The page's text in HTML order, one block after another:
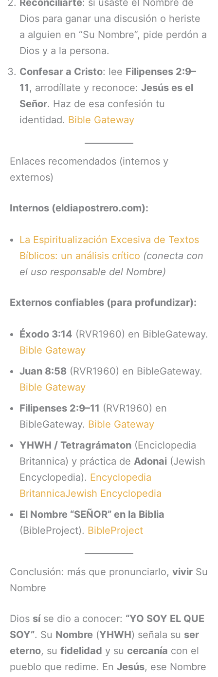
Dios para ganar una discusión o heriste
a alguien en “Su Nombre”, pide perdón a
Dios y a la persona.
Confesar a Cristo: lee Filipenses 2:9–
11, arrodíllate y reconoce: Jesús es el
Señor. Haz de esa confesión tu
identidad. Bible Gateway
Enlaces recomendados (internos y
externos)
Internos (eldiapostrero.com):
La Espiritualización Excesiva de Textos
Bíblicos: un análisis crítico (conecta con
el uso responsable del Nombre)
Externos confiables (para profundizar):
Éxodo 3:14 (RVR1960) en BibleGateway.
Bible Gateway
Juan 8:58 (RVR1960) en BibleGateway.
Bible Gateway
Filipenses 2:9–11 (RVR1960) en
BibleGateway. Bible Gateway
YHWH / Tetragrámaton (Enciclopedia
Britannica) y práctica de Adonai (Jewish
Encyclopedia). Encyclopedia
BritannicaJewish Encyclopedia
El Nombre “SEÑOR” en la Biblia
(BibleProject). BibleProject
Conclusión: más que pronunciarlo, vivir Su
Nombre
Dios síse dio a conocer: “YO SOY EL QUE
SOY”. Su Nombre (YHWH) señala su ser
eterno, su fidelidad y su cercanía con el
pueblo que redime. En Jesús, ese Nombre